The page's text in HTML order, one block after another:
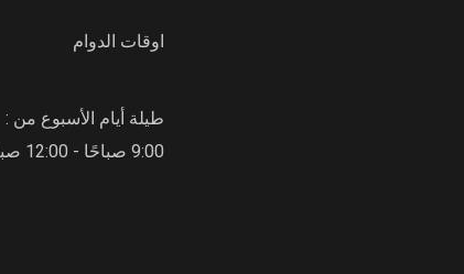
اوقات الدوام
طيلة أيام الأسبوع من :
9:00 صباحًا - 12:00 صباحاً